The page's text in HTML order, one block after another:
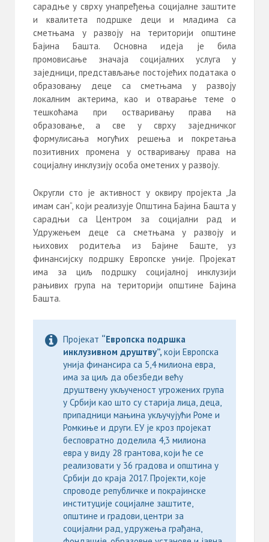
сарадње у сврху унапређења социјалне заштите
и квалитета подршке деци и младима са
сметњама у развоју на територији општине
Бајина Башта. Основна идеја је била
промовисање значаја социјалних услуга у
заједници, представљање постојећих података о
образовању деце са сметњама у развоју
локалним актерима, као и отварање теме о
тешкоћама при остваривању права на
образовање, а све у сврху заједничког
формулисања могућих решења и покретања
позитивних промена у остваривању права на
социјалну инклузију особа ометених у развоју.
Округли сто је активност у оквиру пројекта „Ја
имам сан“, који реализује Општина Бајина Башта у
сарадњи са Центром за социјални рад и
Удружењем деце са сметњама у развоју и
њихових родитеља из Бајине Баште, уз
финансијску подршку Европске уније. Пројекат
има за циљ подршку социјалној инклузији
рањивих група на територији општине Бајина
Башта.
Пројекат “Европска подршка
инклузивном друштву”, који Европска
унија финансира са 5,4 милиона евра,
има за циљ да обезбеди већу
друштвену укљученост угрожених група
у Србији као што су старија лица, деца,
припадници мањина укључујући Роме и
Ромкиње и други. ЕУ је кроз пројекат
бесповратно доделила 4,3 милиона
евра у виду 28 грантова, који ће се
реализовати у 36 градова и општина у
Србији до краја 2017. Пројекти, које
спроводе републичке и покрајинске
институције социјалне заштите,
општине и градови, центри за
социјални рад, удружења грађана,